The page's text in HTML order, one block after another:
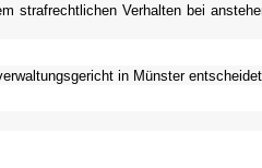
strafrechtlichen Verhalten bei
in Münster entscheidet.